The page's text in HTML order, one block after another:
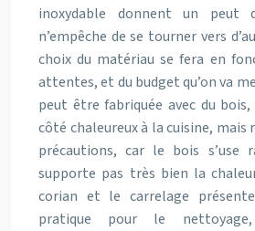
inoxydable donnent un peut
n’empêche de se tourner vers
choix du matériau se fera en
attentes, et du budget qu’on va
peut être fabriquée avec du
côté chaleureux à la cuisine, mais
précautions, car le bois s’use
supporte pas très bien la
corian et le carrelage
pratique pour le